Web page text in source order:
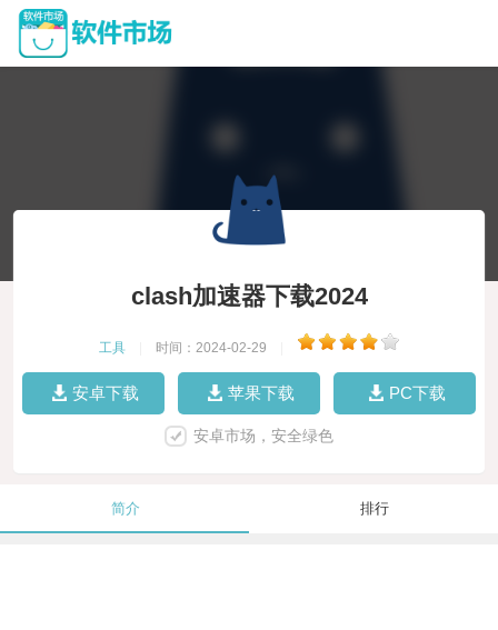
clash加速器下载2024
工具 时间：2024-02-29
安卓下载 苹果下载 PC下载
安卓市场，安全绿色
简介 排行